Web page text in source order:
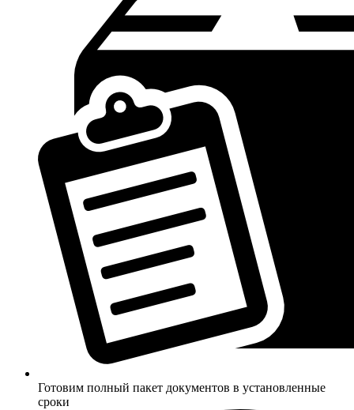
Готовим полный пакет документов в установленные
сроки